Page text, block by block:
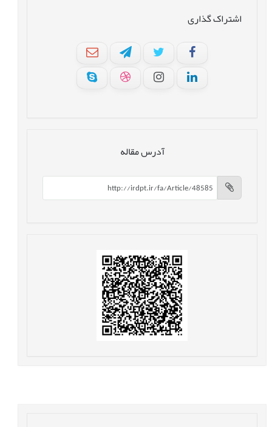
اشتراک گذاری
آدرس مقاله